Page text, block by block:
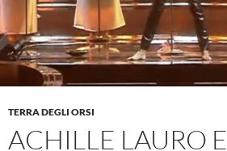
TERRA DEGLI ORSI
ACHILLE LAURO E